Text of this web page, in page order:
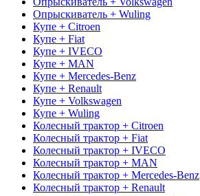
Опрыскиватель + Wuling
Купе + Citroen
Купе + Fiat
Купе + IVECO
Купе + MAN
Купе + Mercedes-Benz
Купе + Renault
Купе + Volkswagen
Купе + Wuling
Колесный трактор + Citroen
Колесный трактор + Fiat
Колесный трактор + IVECO
Колесный трактор + MAN
Колесный трактор + Mercedes-Benz
Колесный трактор + Renault